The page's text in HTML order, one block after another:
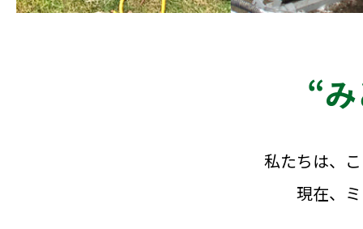
“
私たちは、
現在、